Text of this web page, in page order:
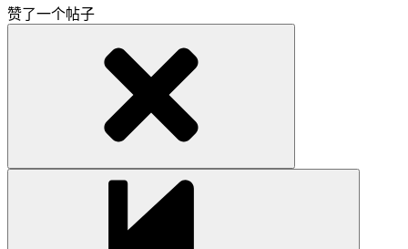
赞了一个帖子